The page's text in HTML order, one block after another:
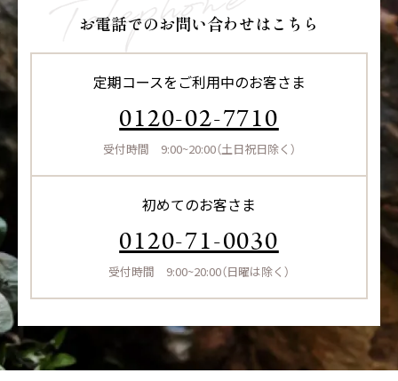
お電話でのお問い合わせはこちら
定期コースをご利用中のお客さま
0120-02-7710
受付時間 9:00~20:00（土日祝日除く）
初めてのお客さま
0120-71-0030
受付時間 9:00~20:00（日曜は除く）